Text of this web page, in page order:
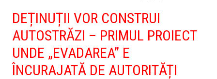
DEȚINUȚII VOR CONSTRUI
AUTOSTRĂZI – PRIMUL PROIECT
UNDE „EVADAREA” E
ÎNCURAJATĂ DE AUTORITĂȚI